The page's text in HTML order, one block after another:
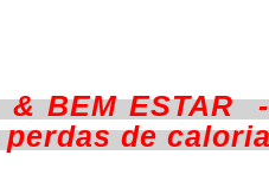
BEM ESTAR
de